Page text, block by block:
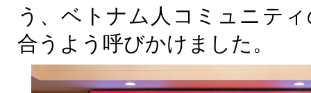
う、ベトナム人コミュニテ
合うよう呼びかけました。